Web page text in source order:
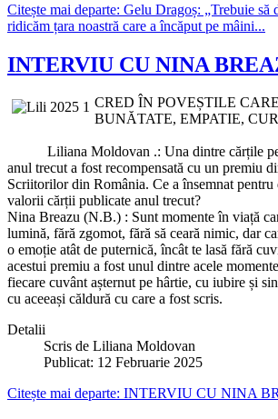
Citește mai departe: Gelu Dragoș: „Trebuie să
ridicăm țara noastră care a încăput pe mâini...
INTERVIU CU NINA
CRED ÎN POVEȘTILE
BUNĂTATE, EMPATIE,
Liliana Moldovan .: Una dintre cărțile pe
anul trecut a fost recompensată cu un premiu
Scriitorilor din România. Ce a însemnat pentru
valorii cărții publicate anul trecut?
Nina Breazu (N.B.) : Sunt momente în viață
lumină, fără zgomot, fără să ceară nimic, dar
o emoție atât de puternică, încât te lasă fără
acestui premiu a fost unul dintre acele
fiecare cuvânt așternut pe hârtie, cu iubire și
cu aceeași căldură cu care a fost scris.
Detalii
Scris de Liliana Moldovan
Publicat: 12 Februarie 2025
Citește mai departe: INTERVIU CU NINA